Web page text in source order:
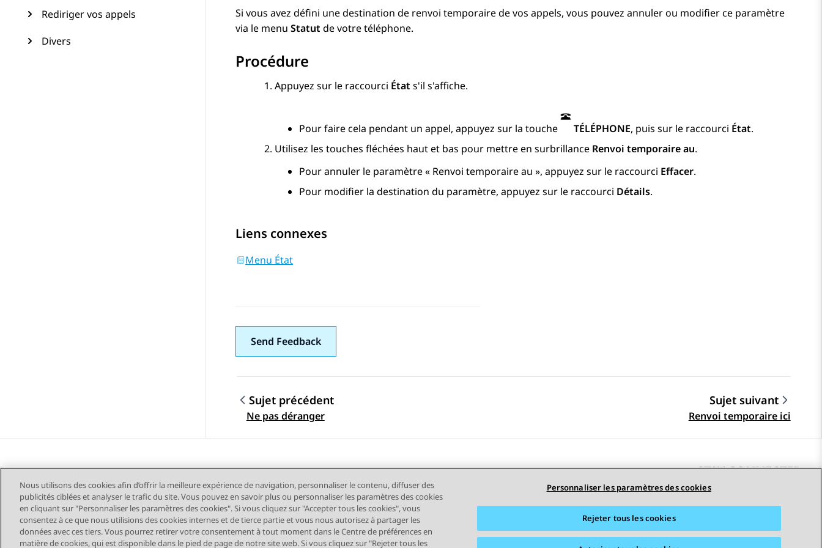
Rediriger vos appels
Divers
Si vous avez défini une destination de renvoi temporaire de vos appels, vous pouvez annuler ou modifier ce paramètre
via le menu Statut de votre téléphone.
Procédure
Appuyez sur le raccourci État s'il s'affiche.
Pour faire cela pendant un appel, appuyez sur la touche TÉLÉPHONE, puis sur le raccourci État.
Utilisez les touches fléchées haut et bas pour mettre en surbrillance Renvoi temporaire au.
Pour annuler le paramètre « Renvoi temporaire au », appuyez sur le raccourci Effacer.
Pour modifier la destination du paramètre, appuyez sur le raccourci Détails.
Liens connexes
Menu État
Send Feedback
Navigation par sujet
Sujet précédent
Ne pas déranger
Sujet suivant
Renvoi temporaire ici
STAY CONNECTED
Plan du site Conditions d'utilisation Confidentialité Politique de cookies Marques commerciales Accessibilité © 2026 Avaya LLC
Nous utilisons des cookies afin d’offrir la meilleure expérience de navigation, personnaliser le contenu, diffuser des
publicités ciblées et analyser le trafic du site. Vous pouvez en savoir plus ou personnaliser les paramètres des cookies
en cliquant sur "Personnaliser les paramètres des cookies". Si vous cliquez sur "Accepter tous les cookies", vous
consentez à ce que nous utilisions des cookies internes et de tierce partie et vous nous autorisez à partager les
données avec ces tiers. Vous pourrez retirer votre consentement à tout moment dans le Centre de préférences en
matière de cookies, qui est disponible dans le pied de page de notre site web. Si vous cliquez sur "Rejeter tous les
Personnaliser les paramètres des cookies
Rejeter tous les cookies